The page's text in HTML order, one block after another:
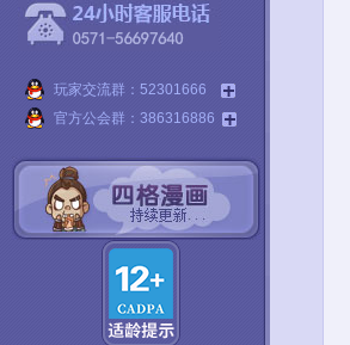
玩家交流群：52301666
官方公会群：386316886